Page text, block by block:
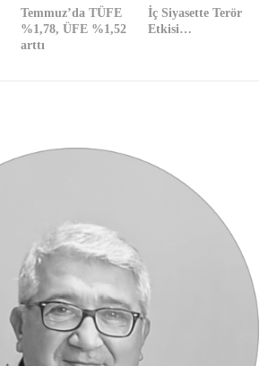
Temmuz’da TÜFE
%1,78, ÜFE %1,52
arttı
İç Siyasette Terör
Etkisi…